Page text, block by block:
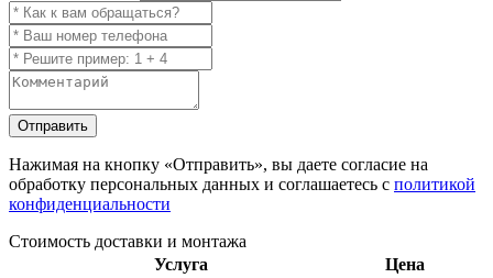
Отправить
Нажимая на кнопку «Отправить», вы даете согласие на
обработку персональных данных и соглашаетесь с политикой
конфиденциальности
Стоимость доставки и монтажа
Услуга
Цена